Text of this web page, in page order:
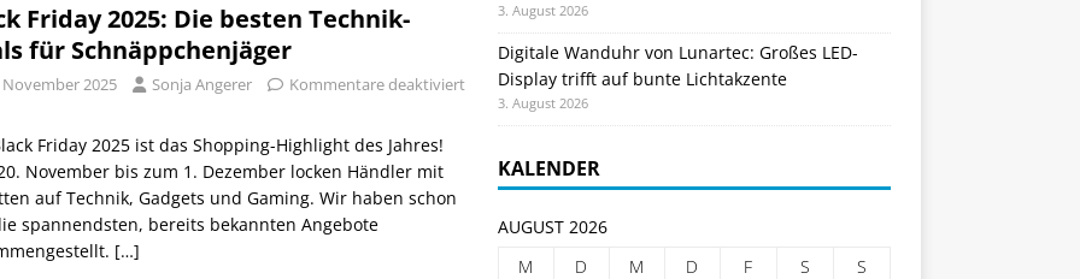
Friday 2025: Die besten Technik-
für Schnäppchenjäger
November 2025 Sonja Angerer Kommentare deaktiviert
Friday 2025 ist das Shopping-Highlight des Jahres!
November bis zum 1. Dezember locken Händler mit
auf Technik, Gadgets und Gaming. Wir haben schon
spannendsten, bereits bekannten Angebote
[…]
3. August 2026
Digitale Wanduhr von Lunartec: Großes LED-
Display trifft auf bunte Lichtakzente
3. August 2026
KALENDER
AUGUST 2026
M
D M D F S
S